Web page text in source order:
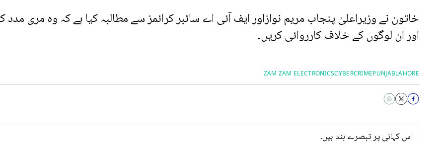
خاتون نے وزیراعلیٰ پنجاب مریم نوازاور ایف آئی اے سائبر کرائمز سے مطالبہ کیا ہے کہ وہ مری مدد
اور ان لوگوں کے خلاف کارروائی کریں۔
LAHORE
PUNJAB
CYBERCRIME
ZAM ZAM ELECTRONICS
اس کہانی پر تبصرے بند ہیں۔